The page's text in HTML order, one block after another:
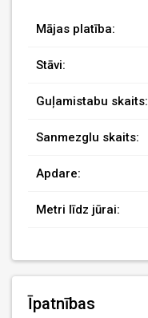
Mājas platība:
Stāvi:
Guļamistabu skaits:
Sanmezglu skaits:
Apdare:
Metri līdz jūrai:
Īpatnības